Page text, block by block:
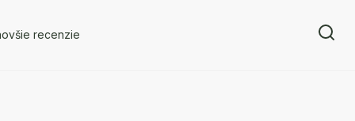
recenzie